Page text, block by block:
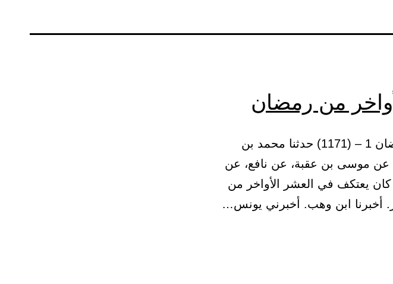
من رمضان
(1) باب اعتكاف العشر الأواخر من رمضان 1 – (1171) حدثنا محمد بن
عن موسى بن عقبة، عن نافع، عن
يعتكف في العشر الأواخر من